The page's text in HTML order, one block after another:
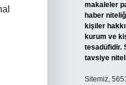
makaleler
haber
kişiler
kurum ve
tesadüfidir.
tavsiye
Sitemiz,